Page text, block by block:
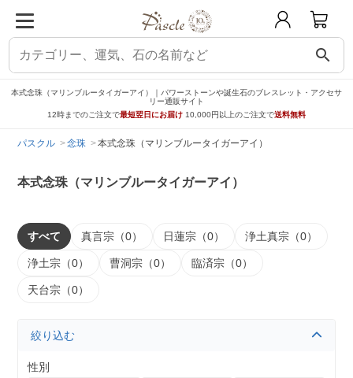
search
本式念珠（マリンブルータイガーアイ）｜パワーストーンや誕生石のブレスレット・アクセサ
リー通販サイト
12時までのご注文で最短翌日にお届け 10,000円以上のご注文で送料無料
パスクル 念珠 本式念珠（マリンブルータイガーアイ）
本式念珠（マリンブルータイガーアイ）
すべて 真言宗（0） 日蓮宗（0） 浄土真宗（0）
浄土宗（0） 曹洞宗（0） 臨済宗（0）
天台宗（0）
絞り込む
性別